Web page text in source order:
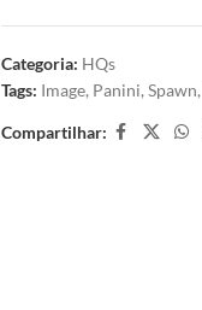
Categoria: HQs
Tags: Image, Panini, Spawn,
Compartilhar: